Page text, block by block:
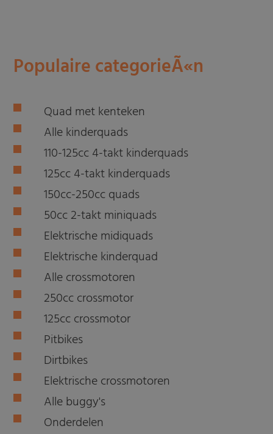
Populaire categorieÃ«n
Quad met kenteken
Alle kinderquads
110-125cc 4-takt kinderquads
125cc 4-takt kinderquads
150cc-250cc quads
50cc 2-takt miniquads
Elektrische midiquads
Elektrische kinderquad
Alle crossmotoren
250cc crossmotor
125cc crossmotor
Pitbikes
Dirtbikes
Elektrische crossmotoren
Alle buggy's
Onderdelen